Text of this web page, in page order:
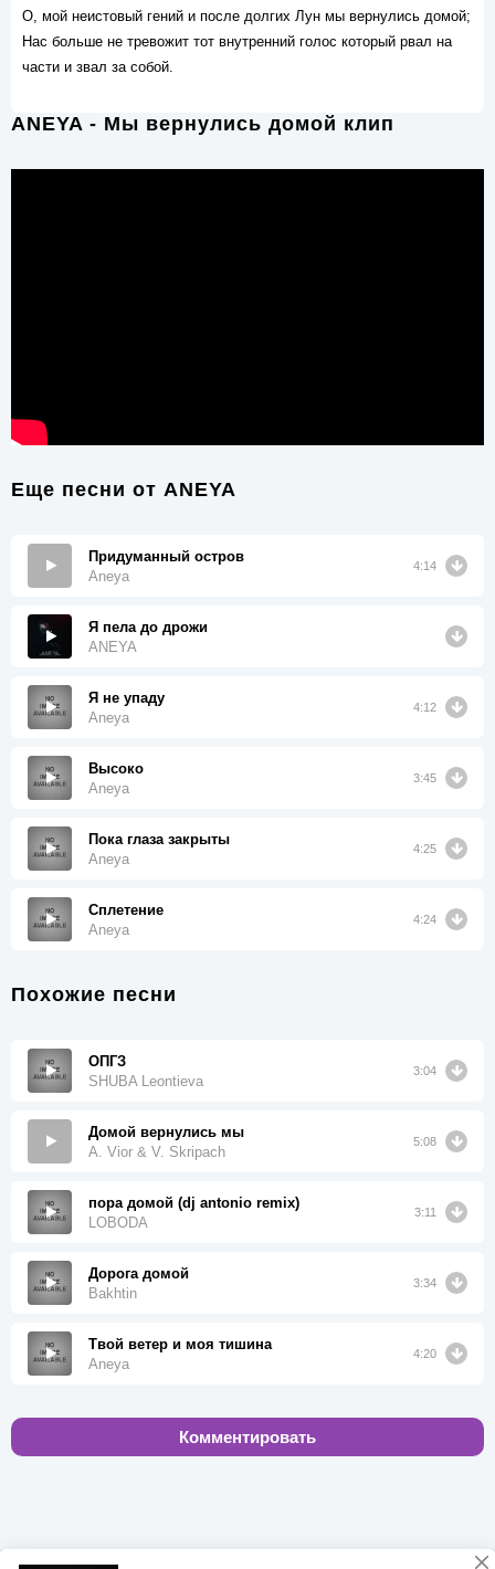
О, мой неистовый гений и после долгих Лун мы вернулись домой;
Нас больше не тревожит тот внутренний голос который рвал на
части и звал за собой.
ANEYA - Мы вернулись домой клип
Еще песни от ANEYA
Придуманный остров
Aneya
4:14
Я пела до дрожи
ANEYA
Я не упаду
Aneya
4:12
Высоко
Aneya
3:45
Пока глаза закрыты
Aneya
4:25
Сплетение
Aneya
4:24
Похожие песни
ОПГЗ
SHUBA Leontieva
3:04
Домой вернулись мы
A. Vior & V. Skripach
5:08
пора домой (dj antonio remix)
LOBODA
3:11
Дорога домой
Bakhtin
3:34
Твой ветер и моя тишина
Aneya
4:20
Комментировать